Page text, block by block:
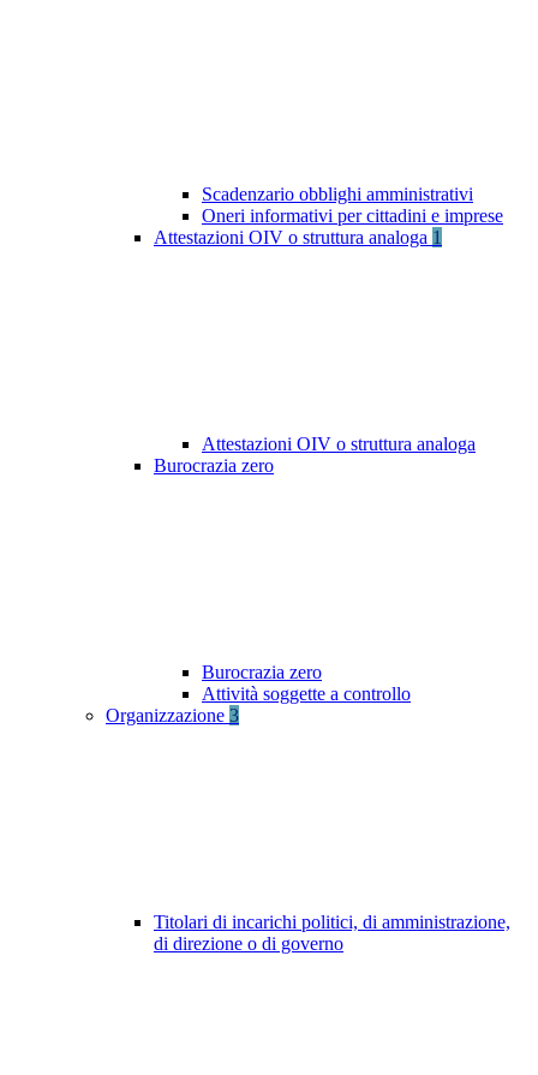
Scadenzario obblighi amministrativi
Oneri informativi per cittadini e imprese
Attestazioni OIV o struttura analoga 1
Attestazioni OIV o struttura analoga
Burocrazia zero
Burocrazia zero
Attività soggette a controllo
Organizzazione 3
Titolari di incarichi politici, di amministrazione,
di direzione o di governo